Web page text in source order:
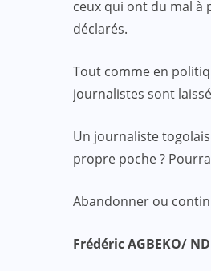
ceux qui ont du mal à
déclarés.
Tout comme en
journalistes sont
Un journaliste
propre poche ?
Abandonner ou
Frédéric AGBEKO/